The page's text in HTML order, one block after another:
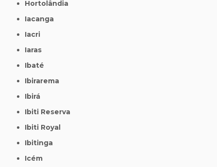
Hortolândia
Iacanga
Iacri
Iaras
Ibaté
Ibirarema
Ibirá
Ibiti Reserva
Ibiti Royal
Ibitinga
Icém